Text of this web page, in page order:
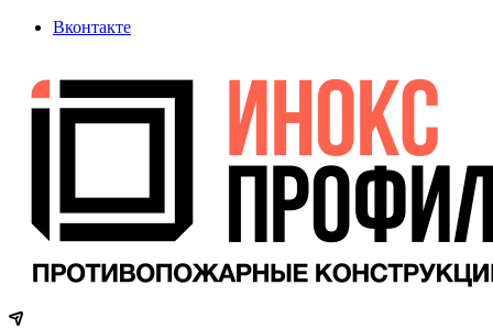
Вконтакте